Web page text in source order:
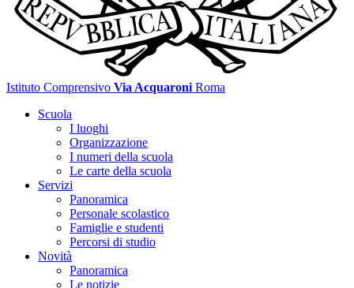
Istituto Comprensivo Via Acquaroni Roma
Scuola
I luoghi
Organizzazione
I numeri della scuola
Le carte della scuola
Servizi
Panoramica
Personale scolastico
Famiglie e studenti
Percorsi di studio
Novità
Panoramica
Le notizie